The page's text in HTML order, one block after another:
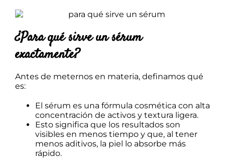
¿Para qué sirve un sérum
exactamente?
Antes de meternos en materia, definamos qué
es:
El sérum es una fórmula cosmética con alta
concentración de activos y textura ligera.
Esto significa que los resultados son
visibles en menos tiempo y que, al tener
menos aditivos, la piel lo absorbe más
rápido.